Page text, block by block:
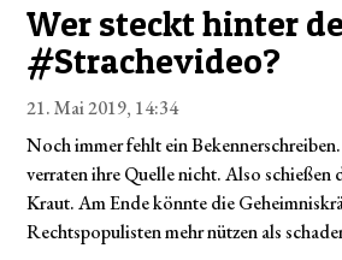
Wer steckt hinter
#Strachevideo?
21. Mai 2019, 14:34
Noch immer fehlt ein
verraten ihre Quelle nicht. Also schießen
Kraut. Am Ende könnte die
Rechtspopulisten mehr nützen als